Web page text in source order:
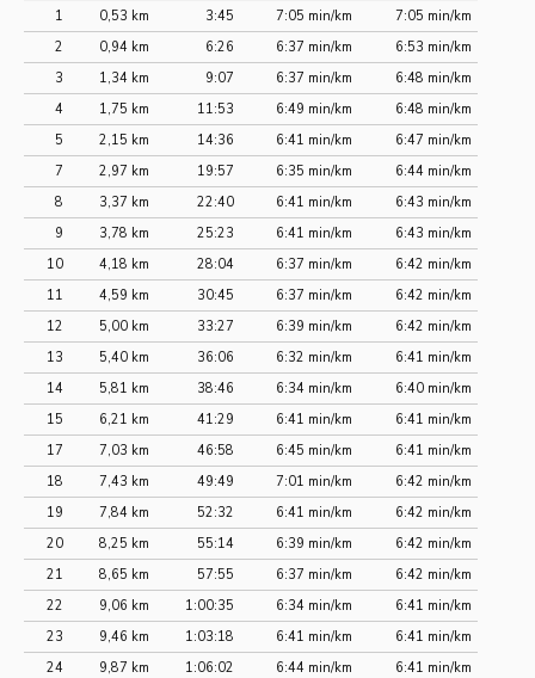
1
0,53 km 3:45 7:05 min/km
7:05 min/km
2
0,94 km 6:26 6:37 min/km
6:53 min/km
3
1,34 km 9:07 6:37 min/km
6:48 min/km
4
1,75 km 11:53 6:49 min/km
6:48 min/km
5
2,15 km 14:36 6:41 min/km
6:47 min/km
7
2,97 km 19:57 6:35 min/km
6:44 min/km
8
3,37 km 22:40 6:41 min/km
6:43 min/km
9
3,78 km 25:23 6:41 min/km
6:43 min/km
10
4,18 km 28:04 6:37 min/km
6:42 min/km
11
4,59 km 30:45 6:37 min/km
6:42 min/km
12
5,00 km 33:27 6:39 min/km
6:42 min/km
13
5,40 km 36:06 6:32 min/km
6:41 min/km
14
5,81 km 38:46 6:34 min/km
6:40 min/km
15
6,21 km 41:29 6:41 min/km
6:41 min/km
17
7,03 km 46:58 6:45 min/km
6:41 min/km
18
7,43 km 49:49 7:01 min/km
6:42 min/km
19
7,84 km 52:32 6:41 min/km
6:42 min/km
20
8,25 km 55:14 6:39 min/km
6:42 min/km
21
8,65 km 57:55 6:37 min/km
6:42 min/km
22
9,06 km 1:00:35 6:34 min/km
6:41 min/km
23
9,46 km 1:03:18 6:41 min/km
6:41 min/km
24
9,87 km 1:06:02 6:44 min/km
6:41 min/km